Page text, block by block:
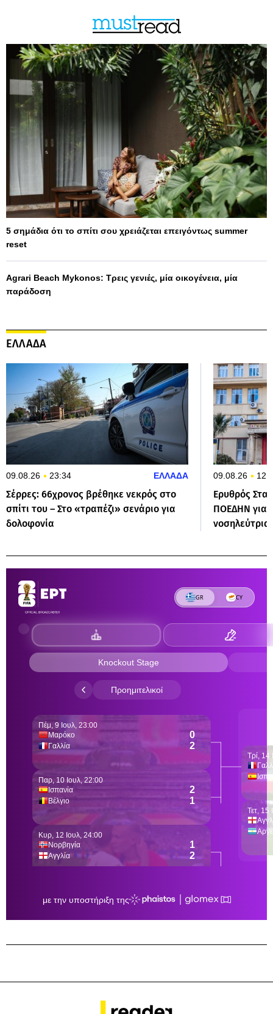
5 σημάδια ότι το σπίτι σου χρειάζεται επειγόντως summer
reset
Agrari Beach Mykonos: Τρεις γενιές, μία οικογένεια, μία
παράδοση
ΕΛΛΑΔΑ
09.08.26 23:34 ΕΛΛΑΔΑ
Σέρρες: 66χρονος βρέθηκε νεκρός στο
σπίτι του – Στο «τραπέζι» σενάριο για
δολοφονία
09.08.26
Ερυθρός
ΠΟΕΔΗΝ για